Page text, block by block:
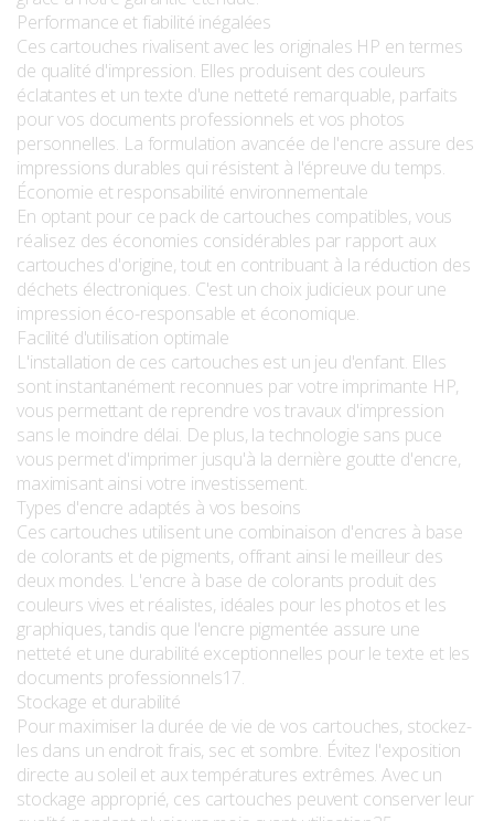
Performance et fiabilité inégalées
Ces cartouches rivalisent avec les originales HP en termes
de qualité d'impression. Elles produisent des couleurs
éclatantes et un texte d'une netteté remarquable, parfaits
pour vos documents professionnels et vos photos
personnelles. La formulation avancée de l'encre assure des
impressions durables qui résistent à l'épreuve du temps.
Économie et responsabilité environnementale
En optant pour ce pack de cartouches compatibles, vous
réalisez des économies considérables par rapport aux
cartouches d'origine, tout en contribuant à la réduction des
déchets électroniques. C'est un choix judicieux pour une
impression éco-responsable et économique.
Facilité d'utilisation optimale
L'installation de ces cartouches est un jeu d'enfant. Elles
sont instantanément reconnues par votre imprimante HP,
vous permettant de reprendre vos travaux d'impression
sans le moindre délai. De plus, la technologie sans puce
vous permet d'imprimer jusqu'à la dernière goutte d'encre,
maximisant ainsi votre investissement.
Types d'encre adaptés à vos besoins
Ces cartouches utilisent une combinaison d'encres à base
de colorants et de pigments, offrant ainsi le meilleur des
deux mondes. L'encre à base de colorants produit des
couleurs vives et réalistes, idéales pour les photos et les
graphiques, tandis que l'encre pigmentée assure une
netteté et une durabilité exceptionnelles pour le texte et les
documents professionnels17.
Stockage et durabilité
Pour maximiser la durée de vie de vos cartouches, stockez-
les dans un endroit frais, sec et sombre. Évitez l'exposition
directe au soleil et aux températures extrêmes. Avec un
stockage approprié, ces cartouches peuvent conserver leur